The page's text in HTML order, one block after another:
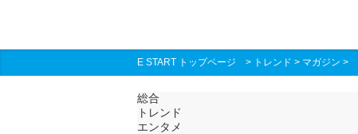
E START トップページ > トレンド > マガジン >
総合
トレンド
エンタメ